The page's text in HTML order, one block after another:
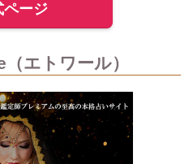
ページ
エトワール）